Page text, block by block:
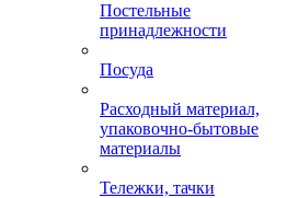
Постельные
принадлежности
Посуда
Расходный материал,
упаковочно-бытовые
материалы
Тележки, тачки